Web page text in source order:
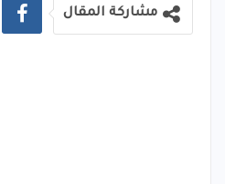
مشاركة المقال